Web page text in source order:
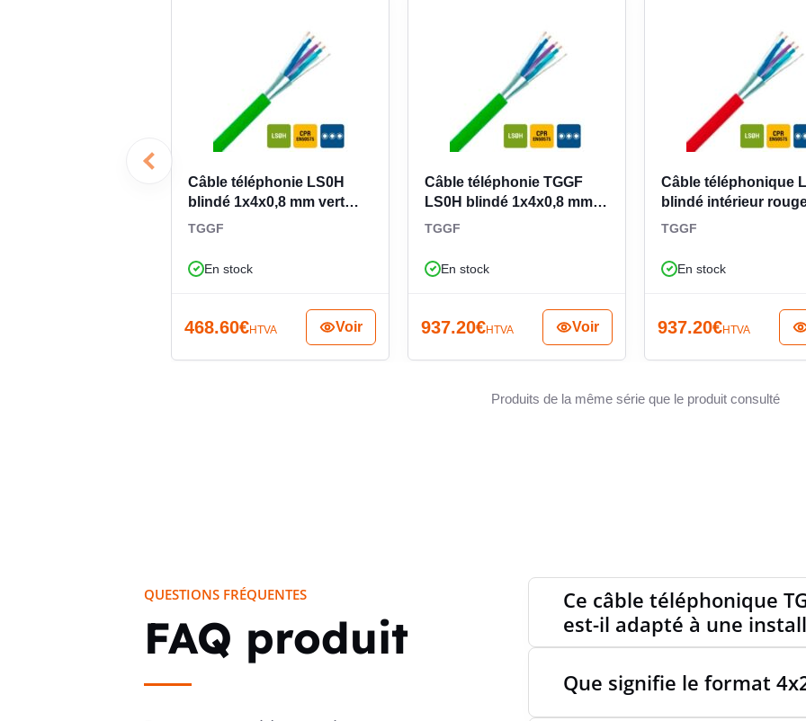
Conçu pour les installations fixes en plage de température
Le câble est prévu pour une température de service statique comprise entre -5 et 70 °C, ce qui le
destine aux installations intérieures fixes dans des locaux techniques, zones tertiaires ou réseaux de
communication du bâtiment. Sa structure par paires et son enveloppe LS0H en font une solution
adaptée aux réalisations où l’on recherche un câble téléphonique blindé 4x2x0,8 mm clair à identifier,
simple à raccorder et bien adapté aux parcours permanents.
6
Câble téléphonie LS0H
blindé 1x4x0,8 mm vert
intérieur
TGGF
En stock
468.60€HTVA Voir
Câble téléphonie TGGF
LS0H blindé 1x4x0,8 mm
vert
TGGF
En stock
937.20€HTVA Voir
Câble téléphonique
blindé intérieur
1x4x0,8 mm
TGGF
En stock
937.20€HTVA
Produits de la même série que le produit consulté
QUESTIONS FRÉQUENTES
FAQ produit
Ce câble téléphonique
est-il adapté à une
Que signifie le format